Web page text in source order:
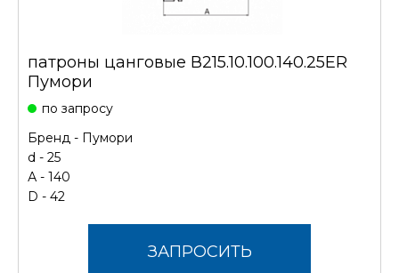
патроны цанговые В215.10.100.140.25ER
Пумори
по запросу
Бренд - Пумори
d - 25
А - 140
D - 42
ЗАПРОСИТЬ